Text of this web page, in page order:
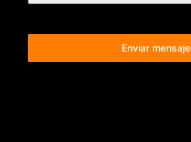
Enviar mensaje